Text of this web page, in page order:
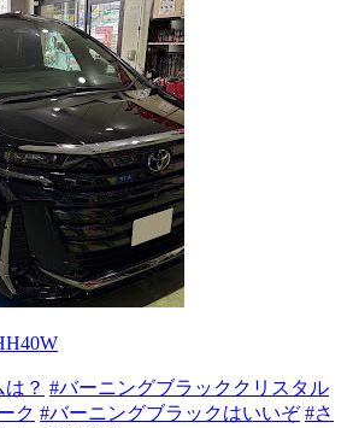
？ #バーニングブラッククリスタル
ク #バーニングブラックはいいぞ #さ